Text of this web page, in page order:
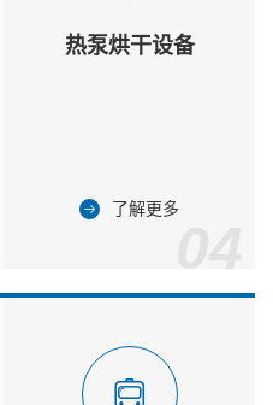
热泵烘干设备
了解更多